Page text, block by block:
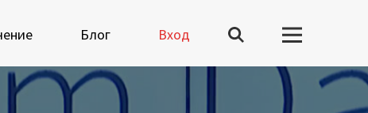
Блог Вход